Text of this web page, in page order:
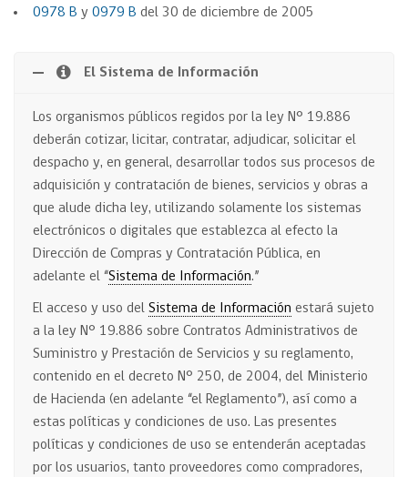
0978 B y 0979 B del 30 de diciembre de 2005
El Sistema de Información
Los organismos públicos regidos por la ley N° 19.886
deberán cotizar, licitar, contratar, adjudicar, solicitar el
despacho y, en general, desarrollar todos sus procesos de
adquisición y contratación de bienes, servicios y obras a
que alude dicha ley, utilizando solamente los sistemas
electrónicos o digitales que establezca al efecto la
Dirección de Compras y Contratación Pública, en
adelante el “Sistema de Información.”
El acceso y uso del Sistema de Información estará sujeto
a la ley N° 19.886 sobre Contratos Administrativos de
Suministro y Prestación de Servicios y su reglamento,
contenido en el decreto N° 250, de 2004, del Ministerio
de Hacienda (en adelante “el Reglamento”), así como a
estas políticas y condiciones de uso. Las presentes
políticas y condiciones de uso se entenderán aceptadas
por los usuarios, tanto proveedores como compradores,